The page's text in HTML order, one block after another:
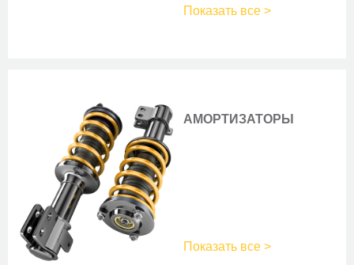
Показать все >
АМОРТИЗАТОРЫ
Показать все >